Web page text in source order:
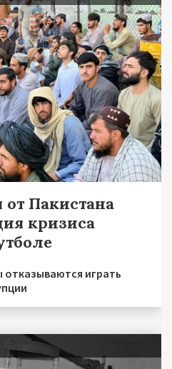
Пакистана
кризиса
играть